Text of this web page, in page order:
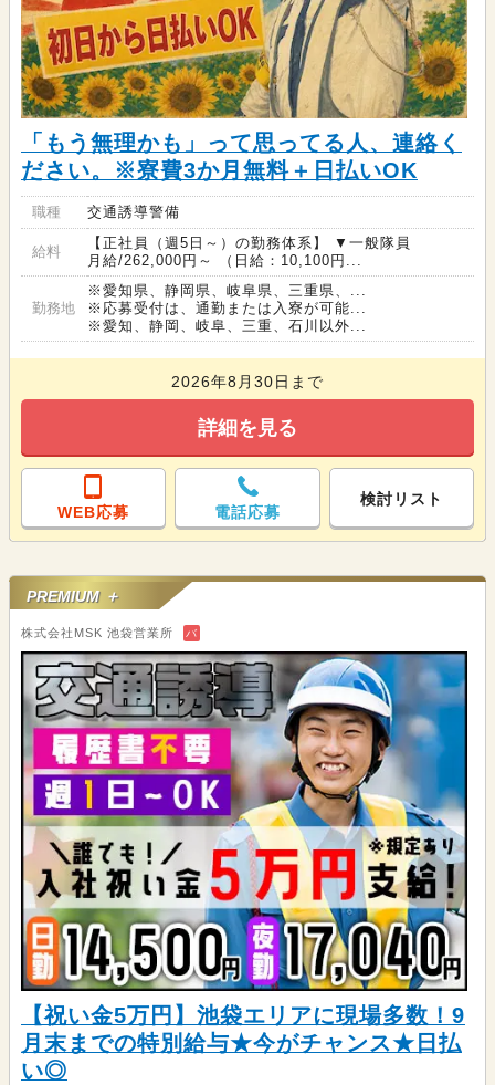
「もう無理かも」って思ってる人、連絡く
ださい。※寮費3か月無料＋日払いOK
職種 交通誘導警備
給料
【正社員（週5日～）の勤務体系】 ▼一般隊員
月給/262,000円～ （日給：10,100円...
勤務地
※愛知県、静岡県、岐阜県、三重県、...
※応募受付は、通勤または入寮が可能...
※愛知、静岡、岐阜、三重、石川以外...
2026年8月30日まで
詳細を見る
WEB応募 電話応募
検討リスト
PREMIUM ＋
株式会社MSK 池袋営業所 バ
【祝い金5万円】池袋エリアに現場多数！9
月末までの特別給与★今がチャンス★日払
い◎